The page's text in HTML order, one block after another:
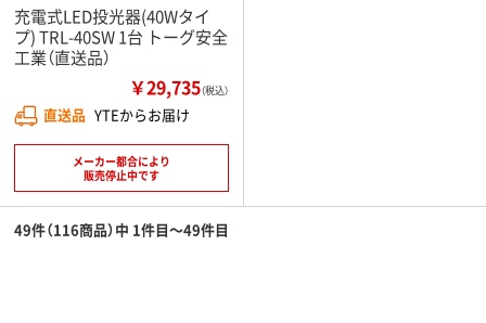
充電式LED投光器(40Wタイ
プ) TRL-40SW 1台 トーグ安全
工業（直送品）
￥29,735（税込）
直送品 YTEからお届け
メーカー都合により
販売停止中です
49件（116商品）中 1件目～49件目